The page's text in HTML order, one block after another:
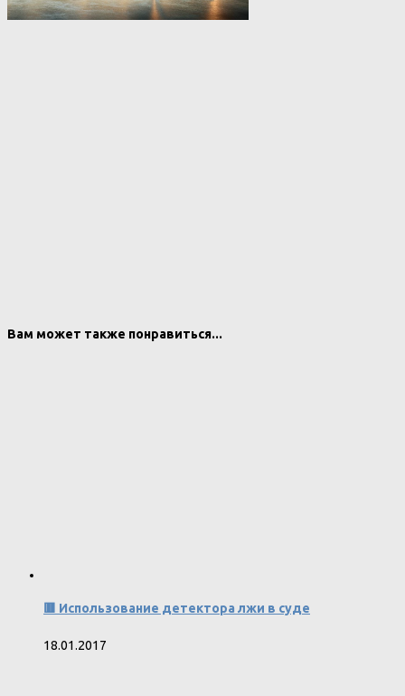
Вам может также понравиться...
🟥 Использование детектора лжи в суде
18.01.2017